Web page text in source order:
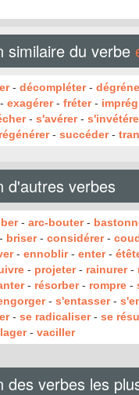
similaire du verbe
- décompléter-
exagérer- fréter-
- s'avérer-
- succéder-
d'autres verbes
- arc-bouter-
briser- considérer-
- ennoblir- enter-
- projeter- rainurer-
- résorber- rompre -
- s'entasser-
- se radicaliser- se
- vaciller
des verbes les